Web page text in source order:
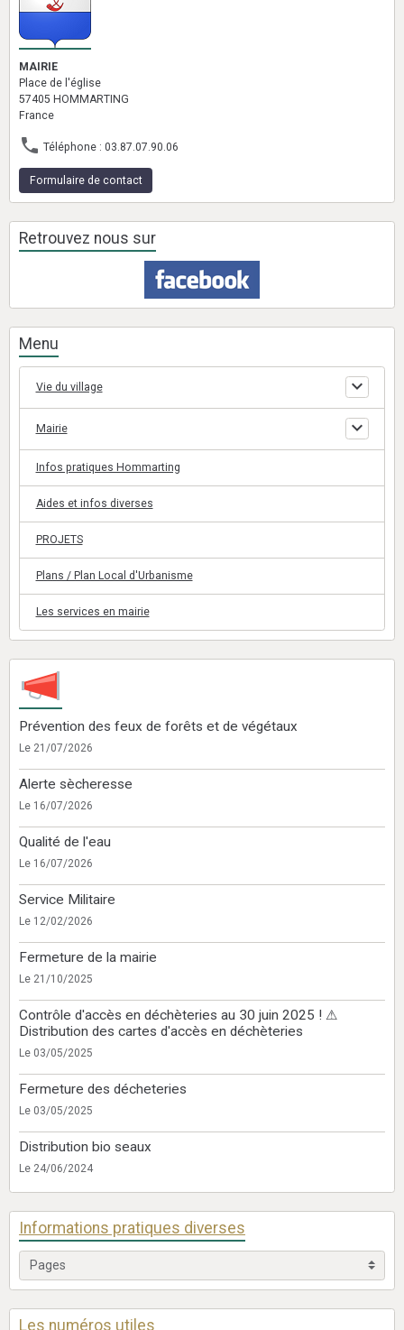
MAIRIE
Place de l'église
57405 HOMMARTING
France
Téléphone : 03.87.07.90.06
Formulaire de contact
Retrouvez nous sur
Menu
Vie du village
Mairie
Infos pratiques Hommarting
Aides et infos diverses
PROJETS
Plans / Plan Local d'Urbanisme
Les services en mairie
Prévention des feux de forêts et de végétaux
Le 21/07/2026
Alerte sècheresse
Le 16/07/2026
Qualité de l'eau
Le 16/07/2026
Service Militaire
Le 12/02/2026
Fermeture de la mairie
Le 21/10/2025
Contrôle d'accès en déchèteries au 30 juin 2025 ! ⚠
Distribution des cartes d'accès en déchèteries
Le 03/05/2025
Fermeture des décheteries
Le 03/05/2025
Distribution bio seaux
Le 24/06/2024
Informations pratiques diverses
Les numéros utiles